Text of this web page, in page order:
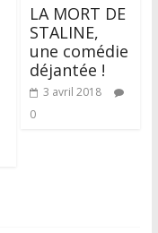
LA MORT DE
STALINE,
une comédie
déjantée !
3 avril 2018
0